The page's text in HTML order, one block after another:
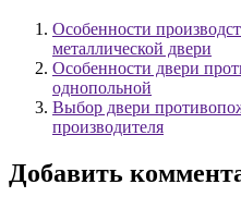
Особенности
металлической двери
Особенности двери
однопольной
Выбор двери
производителя
Добавить